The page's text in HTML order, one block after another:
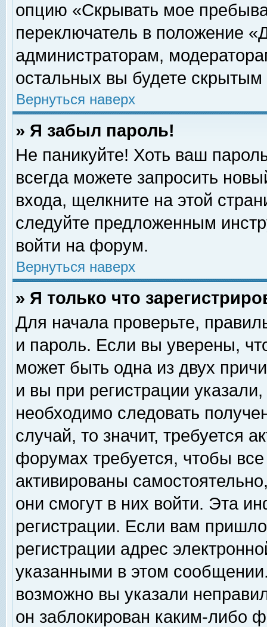
опцию «Скрывать мое
переключатель в положение
администраторам,
остальных вы будете скрытым
Вернуться наверх
» Я забыл пароль!
Не паникуйте! Хоть ваш
всегда можете запросить
входа, щелкните на этой
следуйте предложенным
войти на форум.
Вернуться наверх
» Я только что
Для начала проверьте,
и пароль. Если вы уверены,
может быть одна из двух
и вы при регистрации
необходимо следовать
случай, то значит, требуется
форумах требуется, чтобы
активированы
они смогут в них войти. Эта
регистрации. Если вам
регистрации адрес
указанными в этом
возможно вы указали
он заблокирован каким-либо